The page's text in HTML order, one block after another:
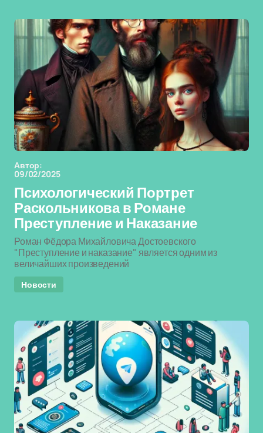
Автор:
09/02/2025
Психологический Портрет
Раскольникова в Романе
Преступление и Наказание
Роман Фёдора Михайловича Достоевского
"Преступление и наказание" является одним из
величайших произведений
Новости